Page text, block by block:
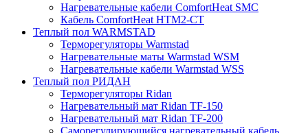
Нагревательные кабели ComfortHeat SMC
Кабель ComfortHeat HTM2-CT
Теплый пол WARMSTAD
Терморегуляторы Warmstad
Нагревательные маты Warmstad WSM
Нагревательные кабели Warmstad WSS
Теплый пол РИДАН
Терморегуляторы Ridan
Нагревательный мат Ridan TF-150
Нагревательный мат Ridan TF-200
Саморегулирующийся нагревательный кабель